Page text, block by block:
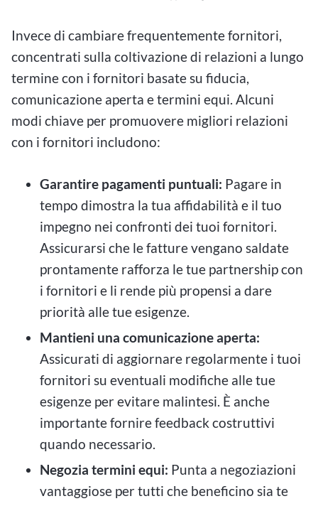
Invece di cambiare frequentemente fornitori,
concentrati sulla coltivazione di relazioni a lungo
termine con i fornitori basate su fiducia,
comunicazione aperta e termini equi. Alcuni
modi chiave per promuovere migliori relazioni
con i fornitori includono:
Garantire pagamenti puntuali: Pagare in
tempo dimostra la tua affidabilità e il tuo
impegno nei confronti dei tuoi fornitori.
Assicurarsi che le fatture vengano saldate
prontamente rafforza le tue partnership con
i fornitori e li rende più propensi a dare
priorità alle tue esigenze.
Mantieni una comunicazione aperta:
Assicurati di aggiornare regolarmente i tuoi
fornitori su eventuali modifiche alle tue
esigenze per evitare malintesi. È anche
importante fornire feedback costruttivi
quando necessario.
Negozia termini equi: Punta a negoziazioni
vantaggiose per tutti che beneficino sia te